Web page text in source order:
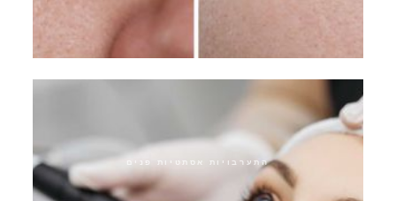
אפקט תפירת עיניים
התערבויות אסתטיות פנים